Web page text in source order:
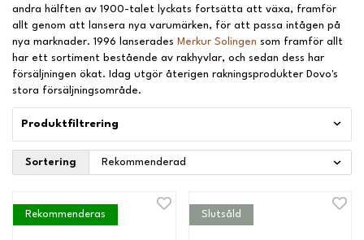
andra hälften av 1900-talet lyckats fortsätta att växa, framför
allt genom att lansera nya varumärken, för att passa intågen på
nya marknader. 1996 lanserades Merkur Solingen som framför allt
har ett sortiment bestående av rakhyvlar, och sedan dess har
försäljningen ökat. Idag utgör återigen rakningsprodukter Dovo's
stora försäljningsområde.
Produktfiltrering
Sortering
Rekommenderas Slutsåld